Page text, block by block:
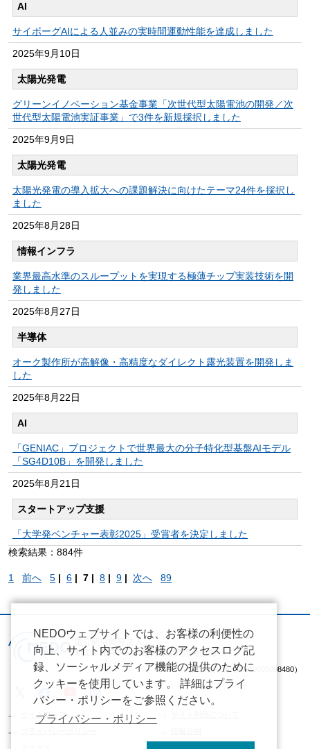
AI
サイボーグAIによる人並みの実時間運動性能を達成しました
2025年9月10日
太陽光発電
グリーンイノベーション基金事業「次世代型太陽電池の開発／次
世代型太陽電池実証事業」で3件を新規採択しました
2025年9月9日
太陽光発電
太陽光発電の導入拡大への課題解決に向けたテーマ24件を採択し
ました
2025年8月28日
情報インフラ
業界最高水準のスループットを実現する極薄チップ実装技術を開
発しました
2025年8月27日
半導体
オーク製作所が高解像・高精度なダイレクト露光装置を開発しま
した
2025年8月22日
AI
「GENIAC」プロジェクトで世界最大の分子特化型基盤AIモデル
「SG4D10B」を開発しました
2025年8月21日
スタートアップ支援
「大学発ベンチャー表彰2025」受賞者を決定しました
検索結果：884件
1 前へ 5 | 6 | 7 | 8 | 9 | 次へ 89
（法人番号 2020005008480）
サイトマップ
NEDOウェブサイトでは、お客様の利便性の
向上、サイト内でのお客様のアクセスログ記
録、ソーシャルメディア機能の提供のために
クッキーを使用しています。 詳細はプライ
バシー・ポリシーをご参照ください。
プライバシー・ポリシー